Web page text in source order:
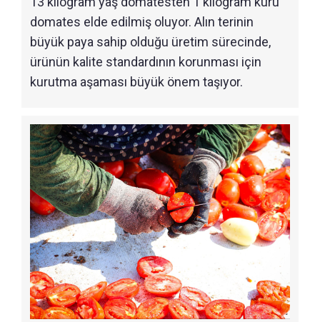
domates elde edilmiş oluyor. Alın terinin
büyük paya sahip olduğu üretim sürecinde,
ürünün kalite standardının korunması için
kurutma aşaması büyük önem taşıyor.